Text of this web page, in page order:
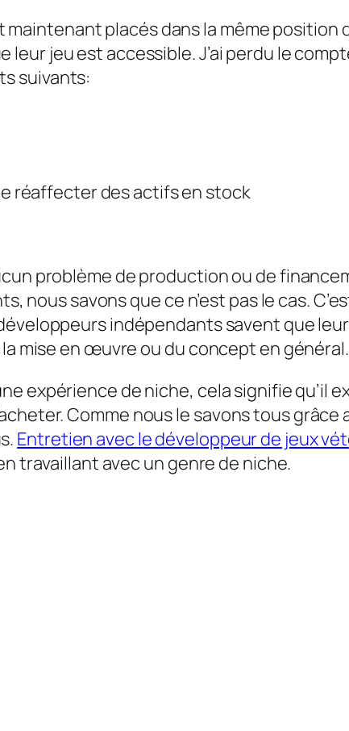
placés dans la même position
leur jeu est accessible. J’ai perdu le
suivants:
réaffecter des actifs en stock
problème de production ou de
nous savons que ce n’est pas le cas.
indépendants savent que
la mise en œuvre ou du concept en général.
expérience de niche, cela signifie qu’il
Comme nous le savons tous grâce
Entretien avec le développeur de jeux
travaillant avec un genre de niche.